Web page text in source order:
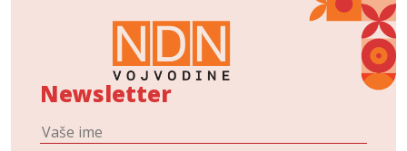
Newsletter